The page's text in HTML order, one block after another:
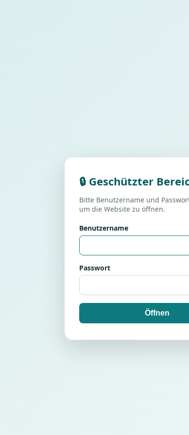
🔒 Geschützter
Bitte Benutzername und
um die Website zu öffnen.
Benutzername
Passwort
Öffnen